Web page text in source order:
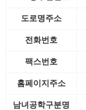
도로명주소
전화번호
팩스번호
홈페이지주소
남녀공학구분명